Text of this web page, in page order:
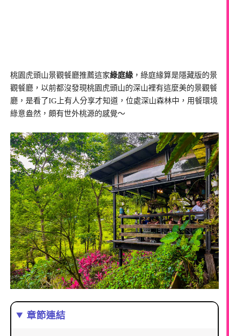
桃園虎頭山景觀餐廳推薦這家綠庭緣，綠庭緣算是隱藏版的景
觀餐廳，以前都沒發現桃園虎頭山的深山裡有這麼美的景觀餐
廳，是看了IG上有人分享才知道，位處深山森林中，用餐環境
綠意盎然，頗有世外桃源的感覺～
章節連結